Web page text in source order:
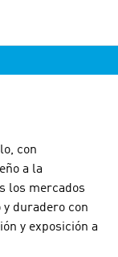
con
a la
los mercados
duradero con
y exposición a